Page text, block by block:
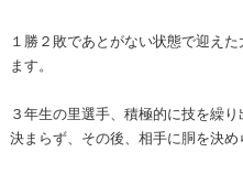
１勝２敗であとがない状態で迎え
ます。
３年生の里選手、積極的に技を繰
決まらず、その後、相手に胴を決め